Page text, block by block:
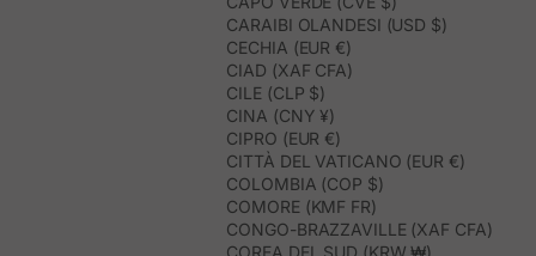
CARAIBI OLANDESI (USD $)
CECHIA (EUR €)
CIAD (XAF CFA)
CILE (CLP $)
CINA (CNY ¥)
CIPRO (EUR €)
CITTÀ DEL VATICANO (EUR €)
COLOMBIA (COP $)
COMORE (KMF FR)
CONGO-BRAZZAVILLE (XAF CFA)
COREA DEL SUD (KRW ₩)